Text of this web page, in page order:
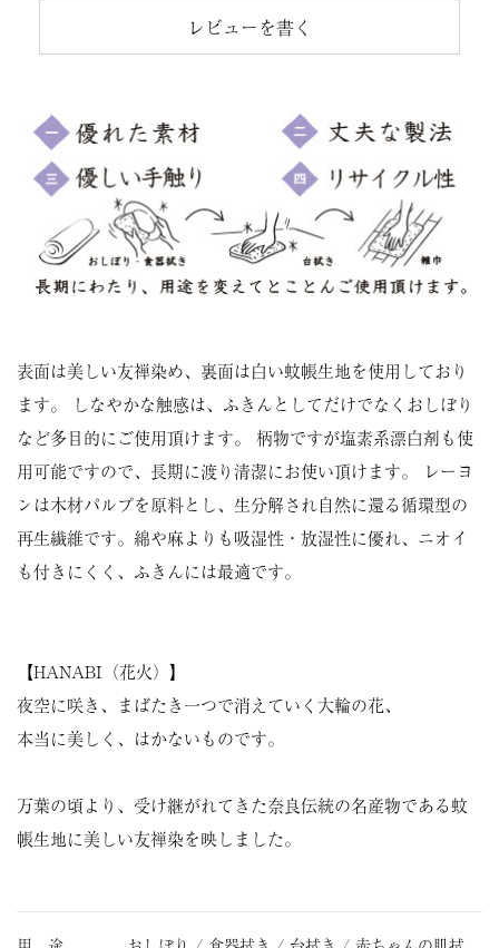
レビューを書く
表面は美しい友禅染め、裏面は白い蚊帳生地を使用しており
ます。 しなやかな触感は、ふきんとしてだけでなくおしぼり
など多目的にご使用頂けます。 柄物ですが塩素系漂白剤も使
用可能ですので、長期に渡り清潔にお使い頂けます。 レーヨ
ンは木材パルプを原料とし、生分解され自然に還る循環型の
再生繊維です。綿や麻よりも吸湿性・放湿性に優れ、ニオイ
も付きにくく、ふきんには最適です。
【HANABI（花火）】
夜空に咲き、まばたき一つで消えていく大輪の花、
本当に美しく、はかないものです。
万葉の頃より、受け継がれてきた奈良伝統の名産物である蚊
帳生地に美しい友禅染を映しました。